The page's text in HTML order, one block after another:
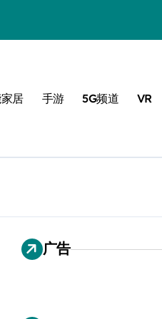
居 手游 5G频道 VR
广告